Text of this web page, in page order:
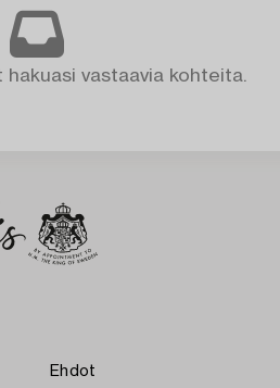
vastaavia kohteita.
Ehdot